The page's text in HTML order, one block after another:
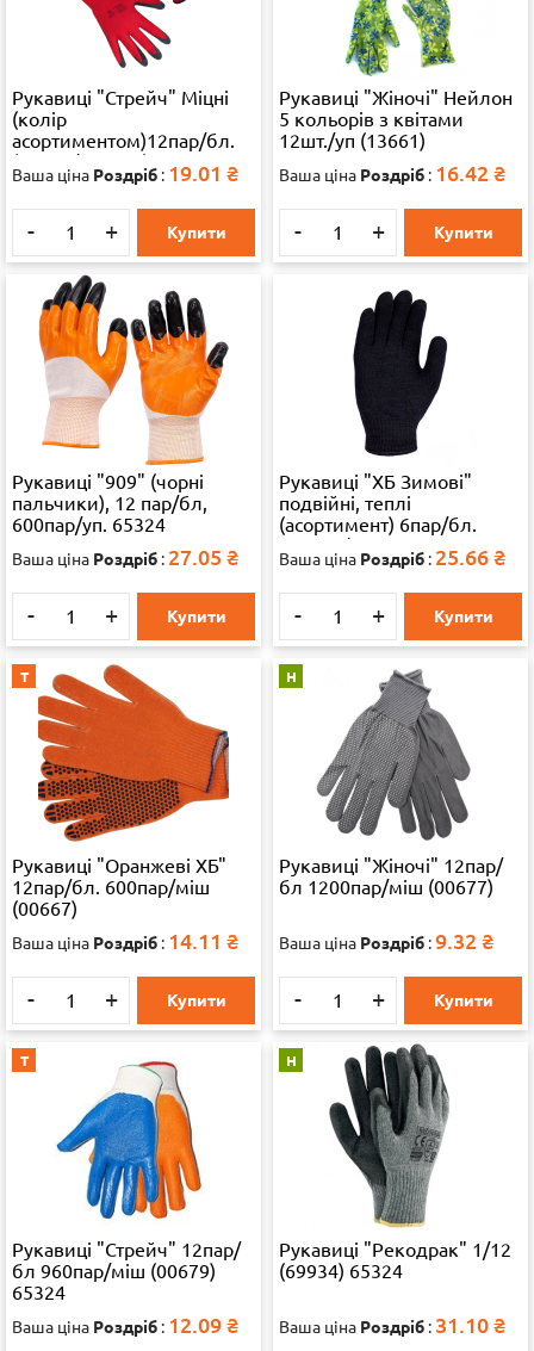
Рукавиці "Стрейч" Міцні
(колір
асортиментом)12пар/бл.
(13659/115115) 65324
Ваша ціна Роздріб : 19.01 ₴
- + Купити
Рукавиці "Жіночі" Нейлон
5 кольорів з квітами
12шт./уп (13661)
Ваша ціна Роздріб : 16.42 ₴
- + Купити
Рукавиці "909" (чорні
пальчики), 12 пар/бл,
600пар/уп. 65324
Ваша ціна Роздріб : 27.05 ₴
- + Купити
Рукавиці "ХБ Зимові"
подвійні, теплі
(асортимент) 6пар/бл.
600пар/міш 65324
Ваша ціна Роздріб : 25.66 ₴
- + Купити
Т
Рукавиці "Оранжеві ХБ"
12пар/бл. 600пар/міш
(00667)
Ваша ціна Роздріб : 14.11 ₴
- + Купити
Н
Рукавиці "Жіночі" 12пар/
бл 1200пар/міш (00677)
Ваша ціна Роздріб :9.32 ₴
- + Купити
Т
Рукавиці "Стрейч" 12пар/
бл 960пар/міш (00679)
65324
Ваша ціна Роздріб : 12.09 ₴
Н
Рукавиці "Рекодрак" 1/12
(69934) 65324
Ваша ціна Роздріб : 31.10 ₴